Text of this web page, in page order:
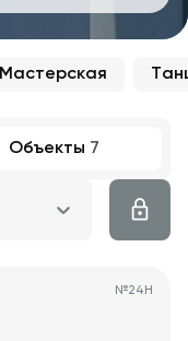
Мастерская
Объекты 7
№24Н